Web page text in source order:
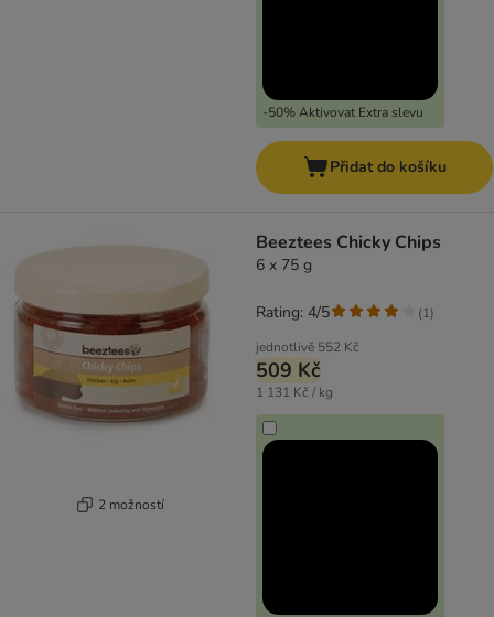
-50% Aktivovat Extra slevu
Přidat do košíku
2 možností
Beeztees Chicky Chips
6 x 75 g
jednotlivě 552 Kč
509 Kč
1 131 Kč / kg
Rating: 4/5 (1)